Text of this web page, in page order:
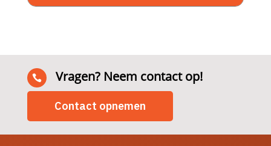
 Vragen? Neem contact op!
Contact opnemen